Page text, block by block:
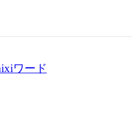
ワード